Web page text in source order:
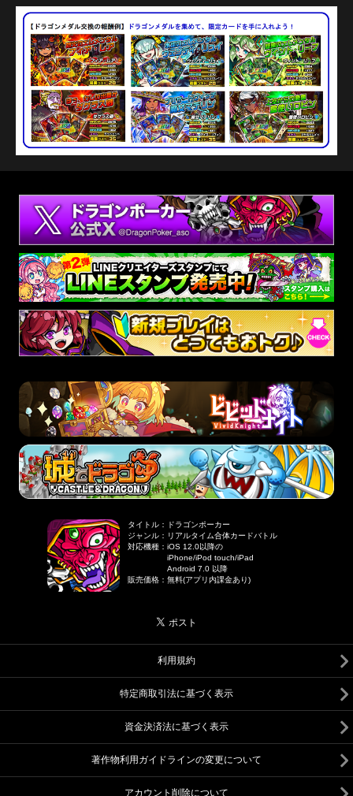
タイトル ：
ドラゴンポーカー
ジャンル ： リアルタイム合体カードバトル
対応機種 ：iOS 12.0以降の
iPhone/iPod touch/iPad
Android 7.0 以降
販売価格 ：無料(アプリ内課金あり)
利用規約
特定商取引法に基づく表示
資金決済法に基づく表示
著作物利用ガイドラインの変更について
アカウント削除について